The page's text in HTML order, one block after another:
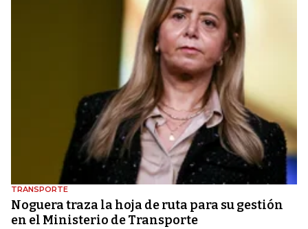
TRANSPORTE
Noguera traza la hoja de ruta para su gestión
en el Ministerio de Transporte